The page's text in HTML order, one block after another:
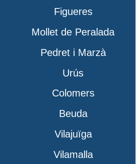
Figueres
Mollet de Peralada
Pedret i Marzà
Urús
Colomers
Beuda
Vilajuïga
Vilamalla